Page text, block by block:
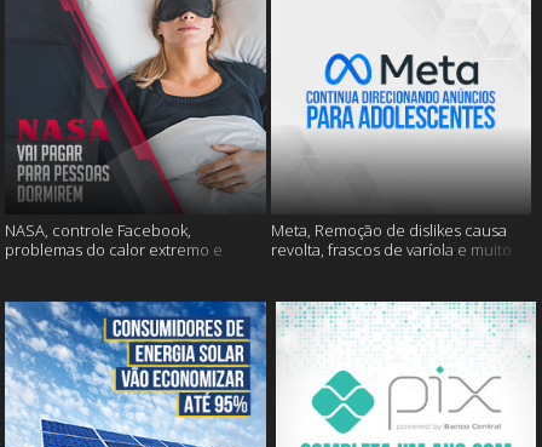
NASA, controle Facebook,
problemas do calor extremo e
Meta, Remoção de dislikes causa
revolta, frascos de varíola e muito